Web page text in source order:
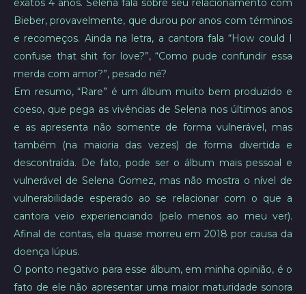
exatos 4 anos. Selena fala sobre seu relacionamento com
Bieber, provavelmente, que durou por anos com términos
e recomeços. Ainda na letra, a cantora fala “How could I
confuse that shit for love?”, “Como pude confundir essa
merda com amor?”, pesado né?
Em resumo, “Rare” é um álbum muito bem produzido e
coeso, que pega as vivências de Selena nos últimos anos
e as apresenta não somente de forma vulnerável, mas
também (na maioria das vezes) de forma divertida e
descontraída. De fato, pode ser o álbum mais pessoal e
vulnerável de Selena Gomez, mas não mostra o nível de
vulnerabilidade esperado ao se relacionar com o que a
cantora veio experienciando (pelo menos ao meu ver).
Afinal de contas, ela quase morreu em 2018 por causa da
doença lúpus.
O ponto negativo para esse álbum, em minha opinião, é o
fato de ele não apresentar uma maior maturidade sonora